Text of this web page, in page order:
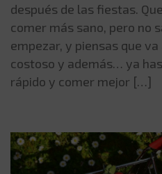
después de las fiestas.
comer más sano, pero no
empezar, y piensas que
costoso y además… ya
rápido y comer mejor […]